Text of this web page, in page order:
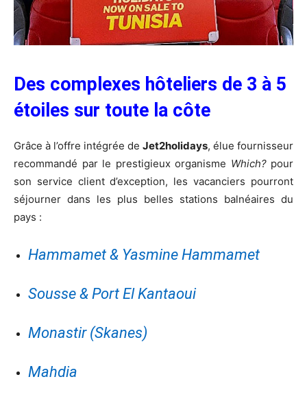
Des complexes hôteliers de 3 à 5
étoiles sur toute la côte
Grâce à l’offre intégrée de Jet2holidays, élue fournisseur
recommandé par le prestigieux organisme Which?pour
son service client d’exception, les vacanciers pourront
séjourner dans les plus belles stations balnéaires du
pays :
Hammamet & Yasmine Hammamet
Sousse & Port El Kantaoui
Monastir (Skanes)
Mahdia